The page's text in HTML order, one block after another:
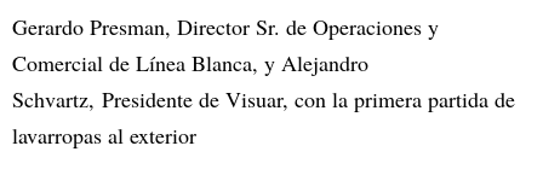
Gerardo Presman, Director Sr. de Operaciones y
Comercial de Línea Blanca, y Alejandro
Schvartz, Presidente de Visuar, con la primera partida de
lavarropas al exterior